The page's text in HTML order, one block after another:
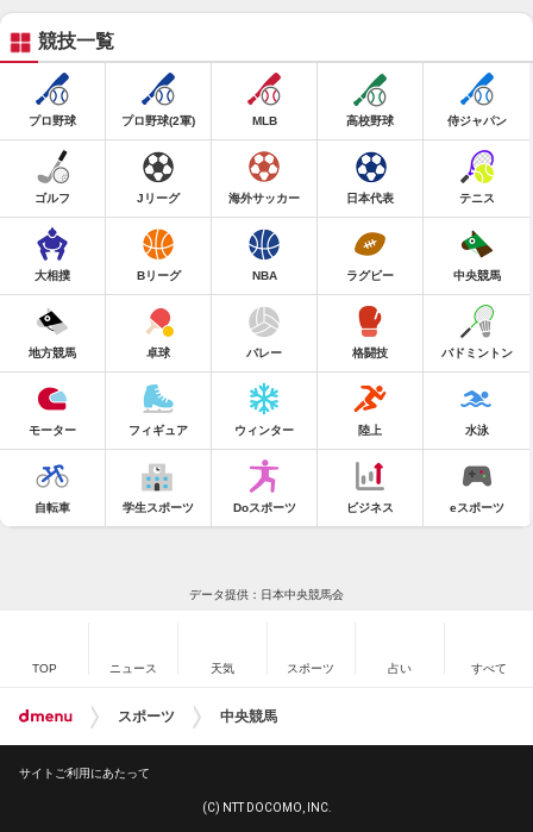
競技一覧
プロ野球 プロ野球(2軍) MLB 高校野球 侍ジャパン
ゴルフ Jリーグ 海外サッカー 日本代表 テニス
大相撲 Bリーグ NBA ラグビー 中央競馬
地方競馬 卓球 バレー 格闘技 バドミントン
モーター フィギュア ウィンター 陸上 水泳
自転車 学生スポーツ Doスポーツ ビジネス eスポーツ
データ提供：日本中央競馬会
TOP ニュース 天気 スポーツ 占い すべて
スポーツ 中央競馬
サイトご利用にあたって
(C) NTT DOCOMO, INC.